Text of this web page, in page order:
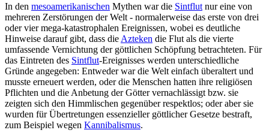
In den mesoamerikanischen Mythen war die Sintflut nur eine von
mehreren Zerstörungen der Welt - normalerweise das erste von drei
oder vier mega-katastrophalen Ereignissen, wobei es deutliche
Hinweise darauf gibt, dass die Azteken die Flut als die vierte
umfassende Vernichtung der göttlichen Schöpfung betrachteten. Für
das Eintreten des Sintflut-Ereignisses werden unterschiedliche
Gründe angegeben: Entweder war die Welt einfach überaltert und
musste erneuert werden, oder die Menschen hatten ihre religiösen
Pflichten und die Anbetung der Götter vernachlässigt bzw. sie
zeigten sich den Himmlischen gegenüber respektlos; oder aber sie
wurden für Übertretungen essenzieller göttlicher Gesetze bestraft,
zum Beispiel wegen Kannibalismus.